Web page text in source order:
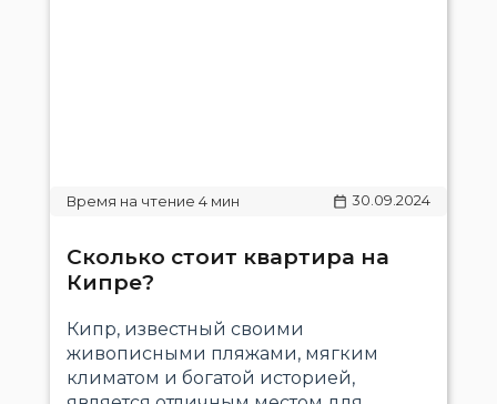
30.09.2024
Сколько стоит квартира на
Кипре?
Кипр, известный своими
живописными пляжами, мягким
климатом и богатой историей,